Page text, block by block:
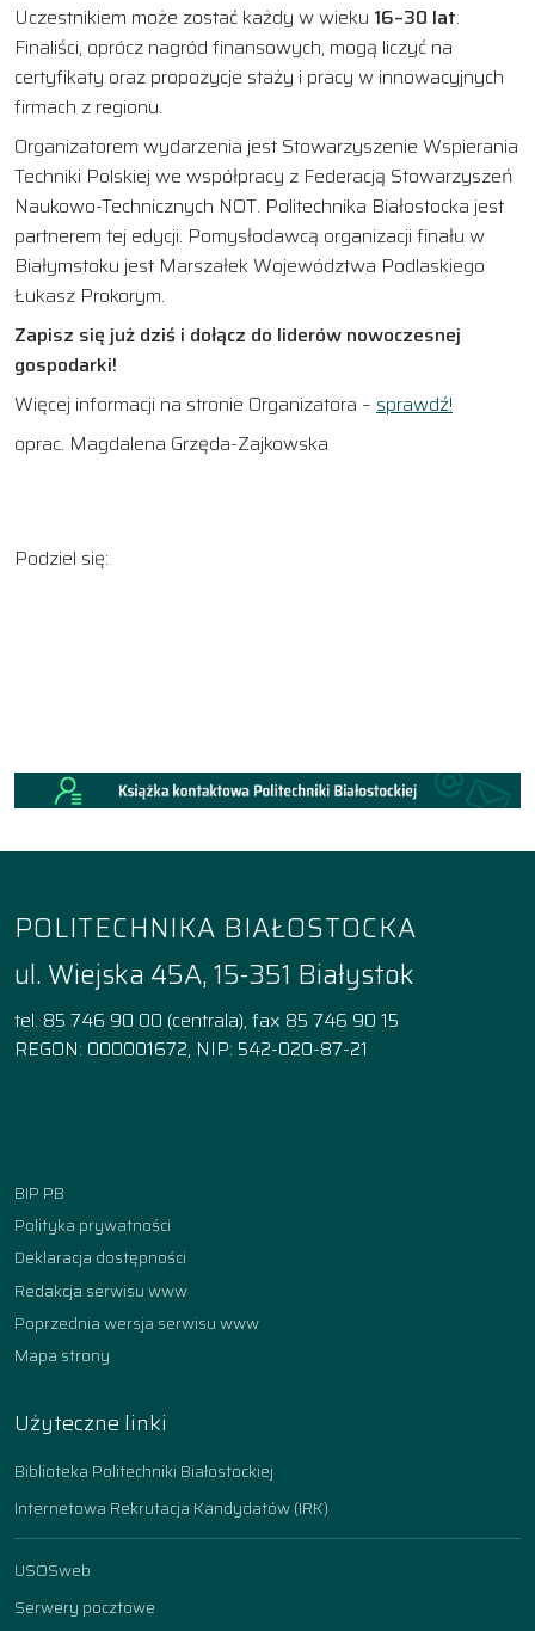
Uczestnikiem może zostać każdy w wieku 16–30 lat.
Finaliści, oprócz nagród finansowych, mogą liczyć na
certyfikaty oraz propozycje staży i pracy w innowacyjnych
firmach z regionu.
Organizatorem wydarzenia jest Stowarzyszenie Wspierania
Techniki Polskiej we współpracy z Federacją Stowarzyszeń
Naukowo-Technicznych NOT. Politechnika Białostocka jest
partnerem tej edycji. Pomysłodawcą organizacji finału w
Białymstoku jest Marszałek Województwa Podlaskiego
Łukasz Prokorym.
Zapisz się już dziś i dołącz do liderów nowoczesnej
gospodarki!
Więcej informacji na stronie Organizatora – sprawdź!
oprac. Magdalena Grzęda-Zajkowska
Podziel się:
POLITECHNIKA BIAŁOSTOCKA
ul. Wiejska 45A, 15-351 Białystok
tel. 85 746 90 00 (centrala), fax 85 746 90 15
REGON: 000001672, NIP: 542-020-87-21
BIP PB
Polityka prywatności
Deklaracja dostępności
Redakcja serwisu www
Poprzednia wersja serwisu www
Mapa strony
Użyteczne linki
Biblioteka Politechniki Białostockiej
Internetowa Rekrutacja Kandydatów (IRK)
USOSweb
Serwery pocztowe